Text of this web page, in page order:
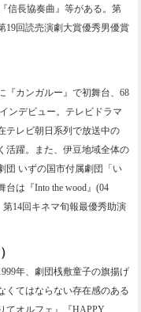
信長協奏曲』等がある。第
19回読売演劇大賞優秀男優賞
『カンガルー』で初舞台、68
ンデビュー。テレビドラマ
テレビ朝日系列で放送中の
活躍。また、伊豆地域全体の
団 いずの国市付属劇団「い
は『Into the wood』(04
14回キネマ旬報最優秀助演
年、劇団桟敷童子の旗揚げ
くてはならない存在感のある
てオルフェ』『HAPPY